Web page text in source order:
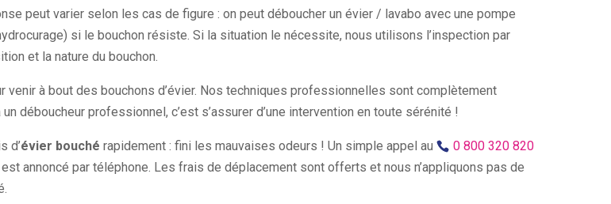
peut varier selon les cas de figure : on peut déboucher un évier / lavabo avec une pompe
si le bouchon résiste. Si la situation le nécessite, nous utilisons l’inspection par
et la nature du bouchon.
venir à bout des bouchons d’évier. Nos techniques professionnelles sont complètement
déboucheur professionnel, c’est s’assurer d’une intervention en toute sérénité !
d’évier bouché rapidement : fini les mauvaises odeurs ! Un simple appel au
0 800 320 820
annoncé par téléphone. Les frais de déplacement sont offerts et nous n’appliquons pas de